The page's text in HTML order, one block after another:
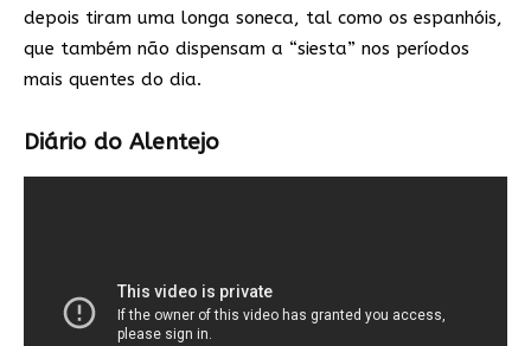
depois tiram uma longa soneca, tal como os espanhóis,
que também não dispensam a “siesta” nos períodos
mais quentes do dia.
Diário do Alentejo